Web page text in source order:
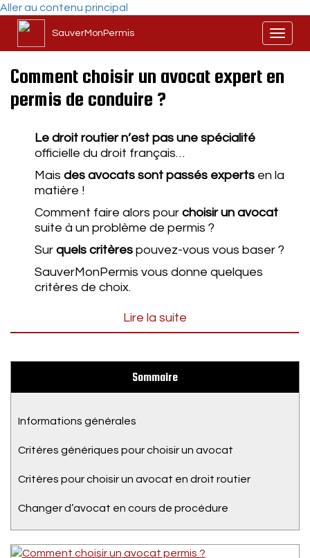
Aller au contenu principal
SauverMonPermis
Comment choisir un avocat expert en
permis de conduire ?
Le droit routier n’est pas une spécialité
officielle du droit français…
Mais des avocats sont passés experts en la
matière !
Comment faire alors pour choisir un avocat
suite à un problème de permis ?
Sur quels critères pouvez-vous vous baser ?
SauverMonPermis vous donne quelques
critères de choix.
Lire la suite
Sommaire
Informations générales
Critères génériques pour choisir un avocat
Critères pour choisir un avocat en droit routier
Changer d’avocat en cours de procédure